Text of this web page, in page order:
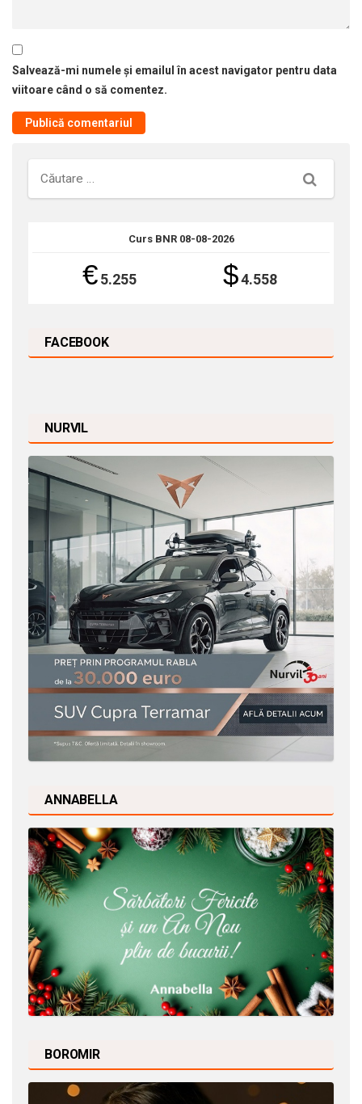
Salvează-mi numele și emailul în acest navigator pentru data
viitoare când o să comentez.
Căutare
Curs BNR 08-08-2026
€5.255 $4.558
FACEBOOK
NURVIL
ANNABELLA
BOROMIR